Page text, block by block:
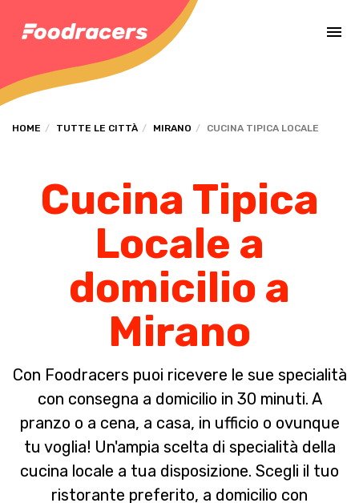
HOME TUTTE LE CITTÀ MIRANO CUCINA TIPICA LOCALE
Cucina Tipica
Locale a
domicilio a
Mirano
Con Foodracers puoi ricevere le sue specialità
con consegna a domicilio in 30 minuti. A
pranzo o a cena, a casa, in ufficio o ovunque
tu voglia! Un'ampia scelta di specialità della
cucina locale a tua disposizione. Scegli il tuo
ristorante preferito, a domicilio con